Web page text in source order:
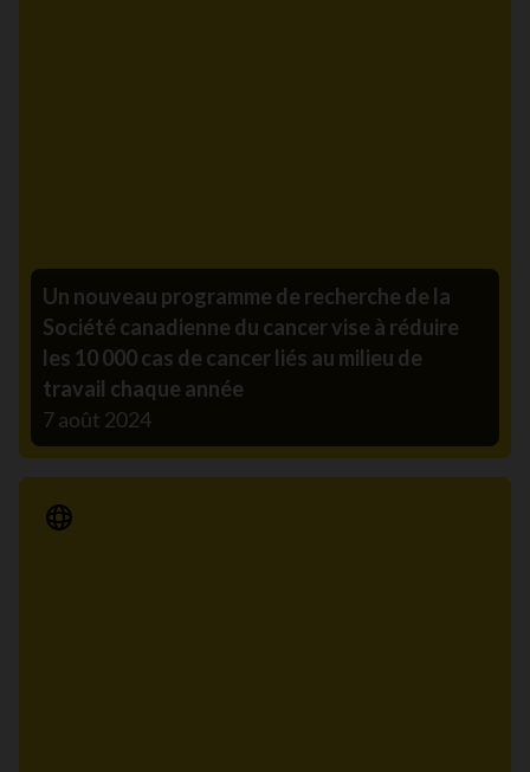
Un nouveau programme de recherche de la
Société canadienne du cancer vise à réduire
les 10 000 cas de cancer liés au milieu de
travail chaque année
7 août 2024
Communiqué de presse